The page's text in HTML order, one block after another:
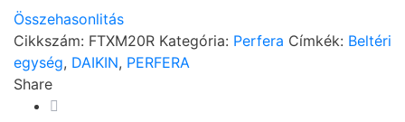
Összehasonlitás
Cikkszám: FTXM20R Kategória: Perfera Címkék: Beltéri
egység, DAIKIN, PERFERA
Share